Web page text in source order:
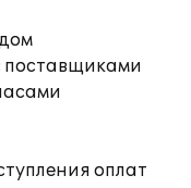
поставщиками
оплат